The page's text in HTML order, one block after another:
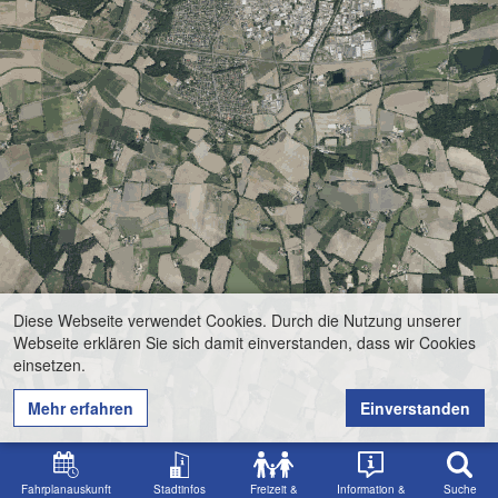
Fahrplanauskunft Stadtinfos
Freizeit &
Information &
Suche
Diese Webseite verwendet Cookies. Durch die Nutzung unserer
Webseite erklären Sie sich damit einverstanden, dass wir Cookies
einsetzen.
Mehr erfahren
Einverstanden